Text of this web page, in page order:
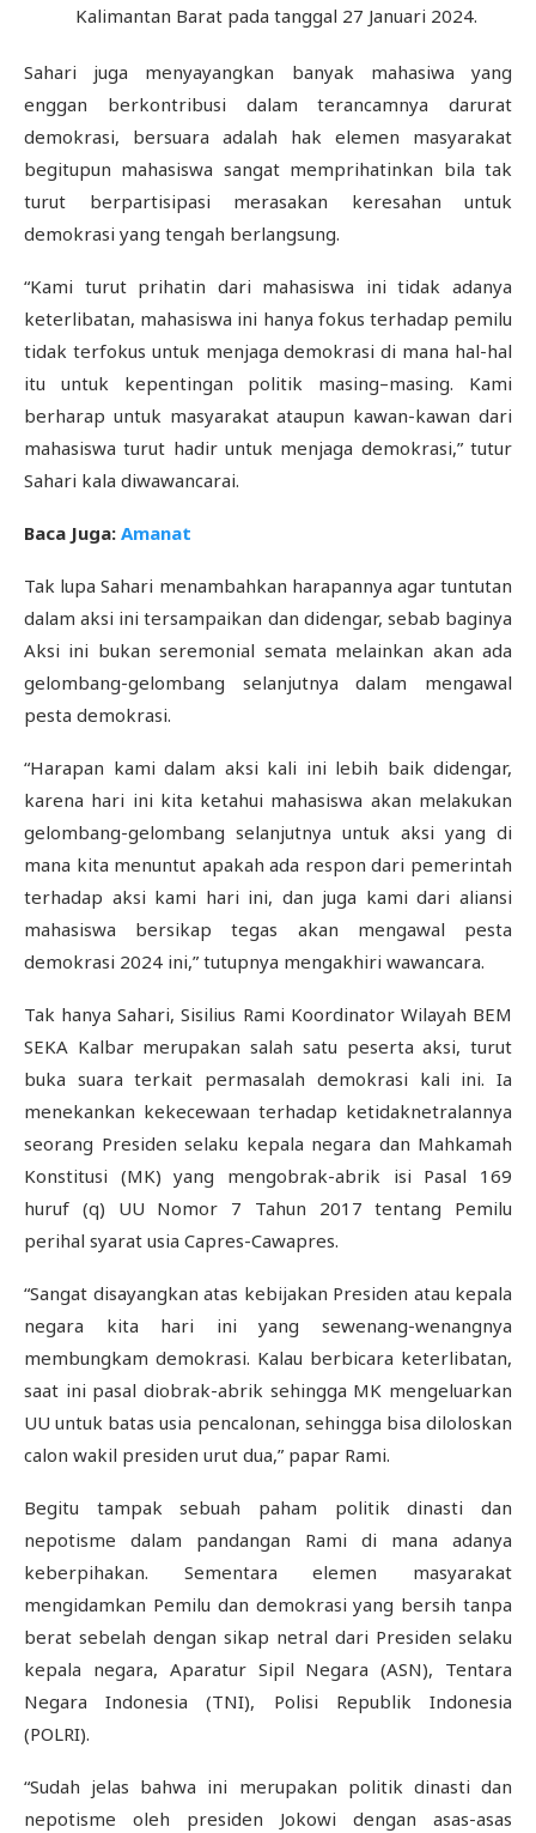
Kalimantan Barat pada tanggal 27 Januari 2024.
Sahari juga menyayangkan banyak mahasiwa yang
enggan berkontribusi dalam terancamnya darurat
demokrasi, bersuara adalah hak elemen masyarakat
begitupun mahasiswa sangat memprihatinkan bila tak
turut berpartisipasi merasakan keresahan untuk
demokrasi yang tengah berlangsung.
“Kami turut prihatin dari mahasiswa ini tidak adanya
keterlibatan, mahasiswa ini hanya fokus terhadap pemilu
tidak terfokus untuk menjaga demokrasi di mana hal-hal
itu untuk kepentingan politik masing–masing. Kami
berharap untuk masyarakat ataupun kawan-kawan dari
mahasiswa turut hadir untuk menjaga demokrasi,” tutur
Sahari kala diwawancarai.
Baca Juga: Amanat
Tak lupa Sahari menambahkan harapannya agar tuntutan
dalam aksi ini tersampaikan dan didengar, sebab baginya
Aksi ini bukan seremonial semata melainkan akan ada
gelombang-gelombang selanjutnya dalam mengawal
pesta demokrasi.
“Harapan kami dalam aksi kali ini lebih baik didengar,
karena hari ini kita ketahui mahasiswa akan melakukan
gelombang-gelombang selanjutnya untuk aksi yang di
mana kita menuntut apakah ada respon dari pemerintah
terhadap aksi kami hari ini, dan juga kami dari aliansi
mahasiswa bersikap tegas akan mengawal pesta
demokrasi 2024 ini,” tutupnya mengakhiri wawancara.
Tak hanya Sahari, Sisilius Rami Koordinator Wilayah BEM
SEKA Kalbar merupakan salah satu peserta aksi, turut
buka suara terkait permasalah demokrasi kali ini. Ia
menekankan kekecewaan terhadap ketidaknetralannya
seorang Presiden selaku kepala negara dan Mahkamah
Konstitusi (MK) yang mengobrak-abrik isi Pasal 169
huruf (q) UU Nomor 7 Tahun 2017 tentang Pemilu
perihal syarat usia Capres-Cawapres.
“Sangat disayangkan atas kebijakan Presiden atau kepala
negara kita hari ini yang sewenang-wenangnya
membungkam demokrasi. Kalau berbicara keterlibatan,
saat ini pasal diobrak-abrik sehingga MK mengeluarkan
UU untuk batas usia pencalonan, sehingga bisa diloloskan
calon wakil presiden urut dua,” papar Rami.
Begitu tampak sebuah paham politik dinasti dan
nepotisme dalam pandangan Rami di mana adanya
keberpihakan. Sementara elemen masyarakat
mengidamkan Pemilu dan demokrasi yang bersih tanpa
berat sebelah dengan sikap netral dari Presiden selaku
kepala negara, Aparatur Sipil Negara (ASN), Tentara
Negara Indonesia (TNI), Polisi Republik Indonesia
(POLRI).
“Sudah jelas bahwa ini merupakan politik dinasti dan
nepotisme oleh presiden Jokowi dengan asas-asas